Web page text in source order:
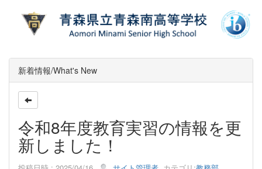
新着情報/What's New
令和8年度教育実習の情報を更
新しました！